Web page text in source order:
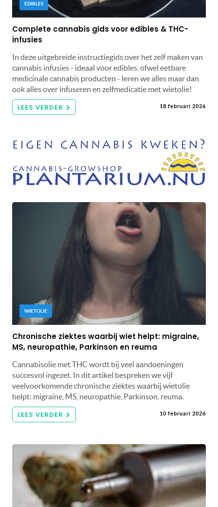
EDIBLES
Complete cannabis gids voor edibles & THC-
infusies
In deze uitgebreide instructiegids over het zelf maken van
cannabis infusies - ideaal voor edibles, ofwel eetbare
medicinale cannabis producten - leren we alles maar dan
ook alles over infuseren en zelfmedicatie met wietolie!
LEES VERDER 18 februari 2026
WIETOLIE
Chronische ziektes waarbij wiet helpt: migraine,
MS, neuropathie, Parkinson en reuma
Cannabisolie met THC wordt bij veel aandoeningen
succesvol ingezet. In dit artikel bespreken we vijf
veelvoorkomende chronische ziektes waarbij wietolie
helpt: migraine, MS, neuropathie, Parkinson, reuma.
LEES VERDER 10 februari 2026